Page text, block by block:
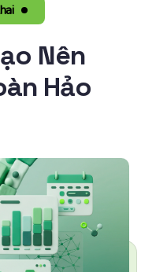
Nên
Hảo